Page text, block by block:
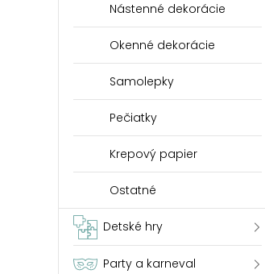
Nástenné dekorácie
Okenné dekorácie
Samolepky
Pečiatky
Krepový papier
Ostatné
Detské hry
Party a karneval